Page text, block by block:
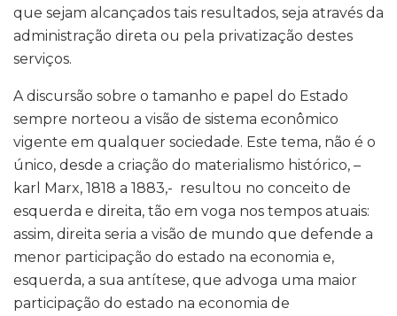
que sejam alcançados tais resultados, seja através da
administração direta ou pela privatização destes
serviços.
A discursão sobre o tamanho e papel do Estado
sempre norteou a visão de sistema econômico
vigente em qualquer sociedade. Este tema, não é o
único, desde a criação do materialismo histórico, –
karl Marx, 1818 a 1883,- resultou no conceito de
esquerda e direita, tão em voga nos tempos atuais:
assim, direita seria a visão de mundo que defende a
menor participação do estado na economia e,
esquerda, a sua antítese, que advoga uma maior
participação do estado na economia de